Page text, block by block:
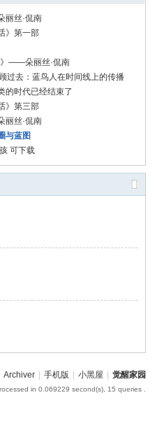
丽丝·侃南
》第一部
》——朵丽丝·侃南
过去：蓝鸟人在时间线上的传播
的时代已经结束了
》第三部
丽丝·侃南
与蓝图
可下载
Archiver | 手机版 | 小黑屋 | 觉醒家园
in 0.069229 second(s), 15 queries .